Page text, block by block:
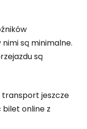
są minimalne.
są
transport jeszcze
online z